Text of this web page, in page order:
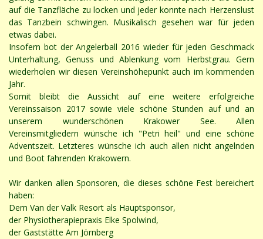
auf die Tanzfläche zu locken und jeder konnte nach Herzenslust
das Tanzbein schwingen. Musikalisch gesehen war für jeden
etwas dabei.
Insofern bot der Angelerball 2016 wieder für jeden Geschmack
Unterhaltung, Genuss und Ablenkung vom Herbstgrau. Gern
wiederholen wir diesen Vereinshöhepunkt auch im kommenden
Jahr.
Somit bleibt die Aussicht auf eine weitere erfolgreiche
Vereinssaison 2017 sowie viele schöne Stunden auf und an
unserem wunderschönen Krakower See. Allen
Vereinsmitgliedern wünsche ich "Petri heil" und eine schöne
Adventszeit. Letzteres wünsche ich auch allen nicht angelnden
und Boot fahrenden Krakowern.
Wir danken allen Sponsoren, die dieses schöne Fest bereichert
haben:
Dem Van der Valk Resort als Hauptsponsor,
der Physiotherapiepraxis Elke Spolwind,
der Gaststätte Am Jörnberg